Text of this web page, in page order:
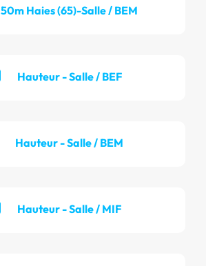
50m Haies (65)-Salle / BEM
Hauteur - Salle / BEF
Hauteur - Salle / BEM
Hauteur - Salle / MIF